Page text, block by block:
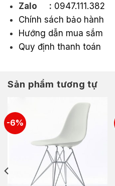
Zalo : 0947.111.382
Chính sách bảo hành
Hướng dẫn mua sắm
Quy định thanh toán
Sản phẩm tương tự
-6%